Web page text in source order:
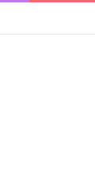
सर्वसम्मति से हुआ चयन